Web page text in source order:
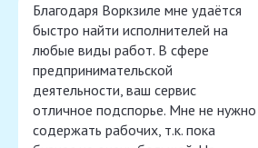
Благодаря Воркзиле мне удаётся
быстро найти исполнителей на
любые виды работ. В сфере
предпринимательской
деятельности, ваш сервис
отличное подспорье. Мне не нужно
содержать рабочих, т.к. пока